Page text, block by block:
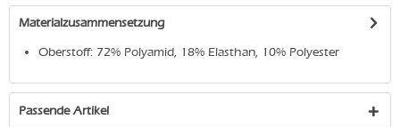
Materialzusammensetzung
Oberstoff: 72% Polyamid, 18% Elasthan, 10% Polyester
Passende Artikel